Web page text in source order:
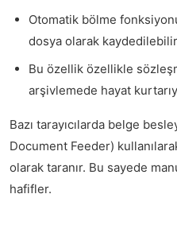
Otomatik bölme
dosya olarak
Bu özellik özellikle
arşivlemede hayat
Bazı tarayıcılarda belge
Document Feeder)
olarak taranır. Bu sayede
hafifler.